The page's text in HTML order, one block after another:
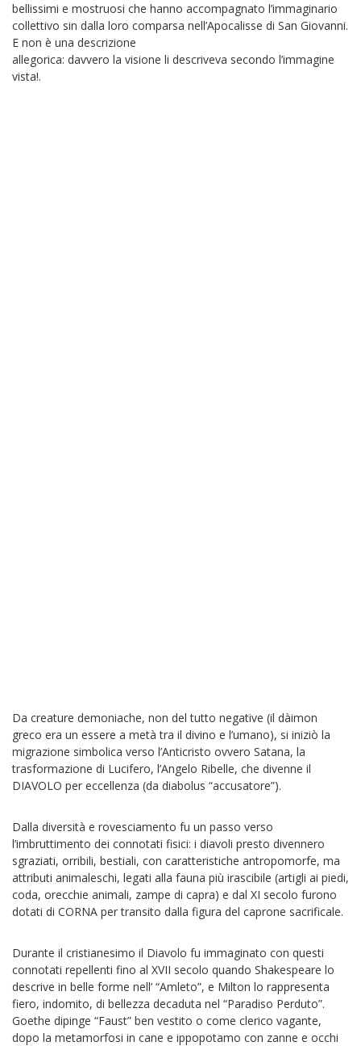
bellissimi e mostruosi che hanno accompagnato l’immaginario
collettivo sin dalla loro comparsa nell’Apocalisse di San Giovanni.
E non è una descrizione
allegorica: davvero la visione li descriveva secondo l’immagine
vista!.
Da creature demoniache, non del tutto negative (il dàimon
greco era un essere a metà tra il divino e l’umano), si iniziò la
migrazione simbolica verso l’Anticristo ovvero Satana, la
trasformazione di Lucifero, l’Angelo Ribelle, che divenne il
DIAVOLO per eccellenza (da diabolus “accusatore”).
Dalla diversità e rovesciamento fu un passo verso
l’imbruttimento dei connotati fisici: i diavoli presto divennero
sgraziati, orribili, bestiali, con caratteristiche antropomorfe, ma
attributi animaleschi, legati alla fauna più irascibile (artigli ai piedi,
coda, orecchie animali, zampe di capra) e dal XI secolo furono
dotati di CORNA per transito dalla figura del caprone sacrificale.
Durante il cristianesimo il Diavolo fu immaginato con questi
connotati repellenti fino al XVII secolo quando Shakespeare lo
descrive in belle forme nell’ “Amleto”, e Milton lo rappresenta
fiero, indomito, di bellezza decaduta nel “Paradiso Perduto”.
Goethe dipinge “Faust” ben vestito o come clerico vagante,
dopo la metamorfosi in cane e ippopotamo con zanne e occhi